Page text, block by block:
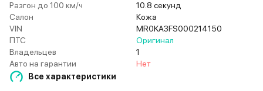
Разгон до 100 км/ч
10.8 секунд
Салон
Кожа
VIN
MR0KA3FS000214150
ПТС
Оригинал
Владельцев
1
Авто на гарантии
Нет
Все характеристики